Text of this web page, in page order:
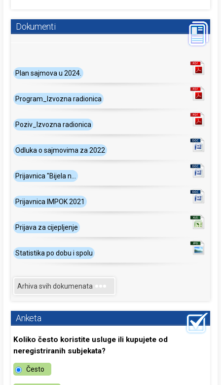
Dokumenti
Plan sajmova u 2024.
Program_Izvozna radionica
Poziv_Izvozna radionica
Odluka o sajmovima za 2022
Prijavnica "Bijela n...
Prijavnica IMPOK 2021
Prijava za cijepljenje
Statistika po dobu i spolu
Arhiva svih dokumenata
Anketa
Koliko često koristite usluge ili kupujete od
neregistriranih subjekata?
Često